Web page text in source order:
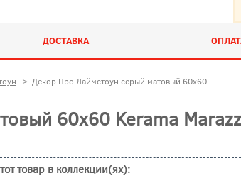
ДОСТАВКА
> Декор Про Лаймстоун серый матовый 60x60
60x60 Kerama
товар в коллекции(ях):